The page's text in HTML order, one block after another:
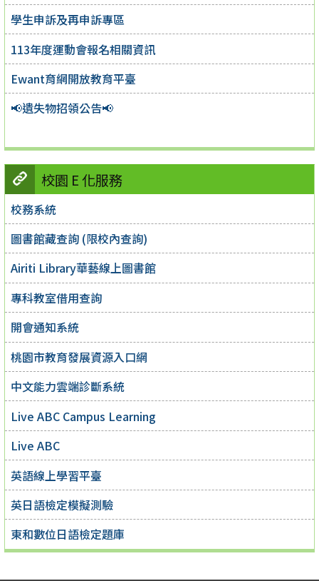
學生申訴及再申訴專區
113年度運動會報名相關資訊
Ewant育網開放教育平臺
📢遺失物招領公告📢
校園 E 化服務
校務系統
圖書館藏查詢 (限校內查詢)
Airiti Library華藝線上圖書館
專科教室借用查詢
開會通知系統
桃園市教育發展資源入口網
中文能力雲端診斷系統
Live ABC Campus Learning
Live ABC
英語線上學習平臺
英日語檢定模擬測驗
東和數位日語檢定題庫